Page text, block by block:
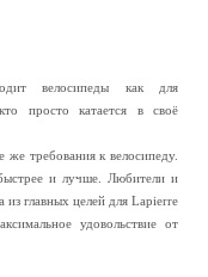
велосипеды как для
просто катается в своё
требования к велосипеду.
и лучше. Любители и
главных целей для Lapierre
удовольствие от